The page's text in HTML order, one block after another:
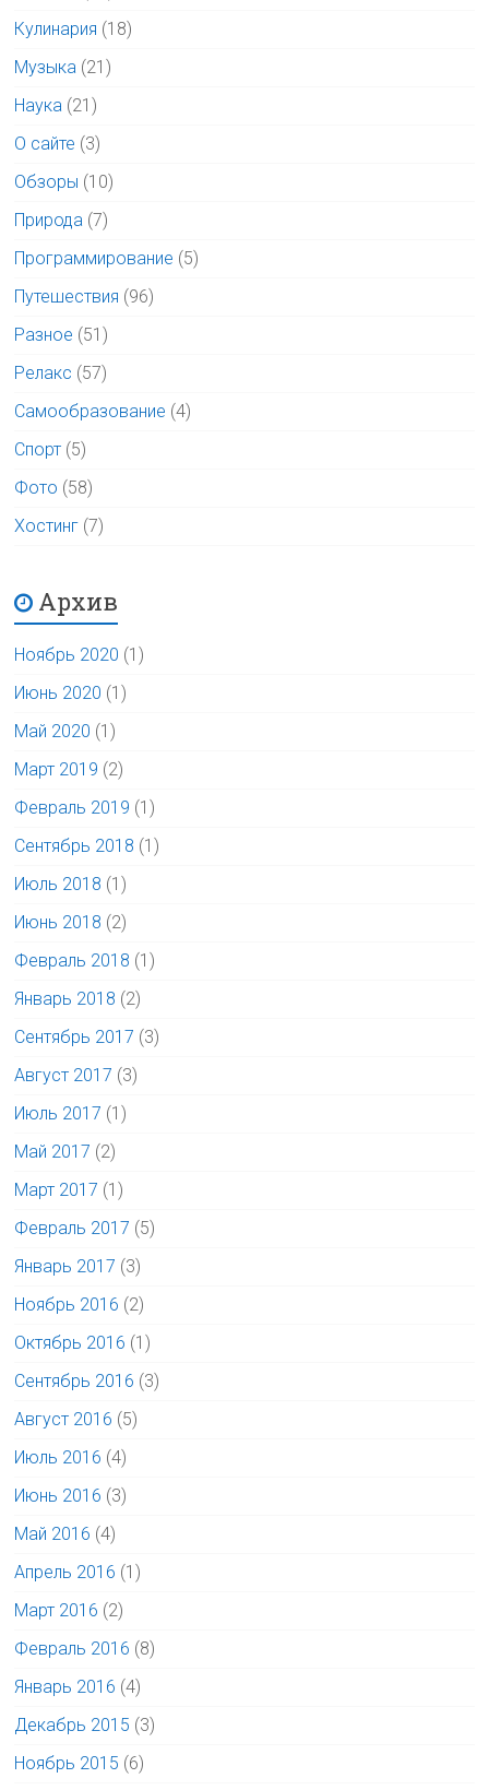
Кулинария (18)
Музыка (21)
Наука (21)
О сайте (3)
Обзоры (10)
Природа (7)
Программирование (5)
Путешествия (96)
Разное (51)
Релакс (57)
Самообразование (4)
Спорт (5)
Фото (58)
Хостинг (7)
Архив
Ноябрь 2020 (1)
Июнь 2020 (1)
Май 2020 (1)
Март 2019 (2)
Февраль 2019 (1)
Сентябрь 2018 (1)
Июль 2018 (1)
Июнь 2018 (2)
Февраль 2018 (1)
Январь 2018 (2)
Сентябрь 2017 (3)
Август 2017 (3)
Июль 2017 (1)
Май 2017 (2)
Март 2017 (1)
Февраль 2017 (5)
Январь 2017 (3)
Ноябрь 2016 (2)
Октябрь 2016 (1)
Сентябрь 2016 (3)
Август 2016 (5)
Июль 2016 (4)
Июнь 2016 (3)
Май 2016 (4)
Апрель 2016 (1)
Март 2016 (2)
Февраль 2016 (8)
Январь 2016 (4)
Декабрь 2015 (3)
Ноябрь 2015 (6)